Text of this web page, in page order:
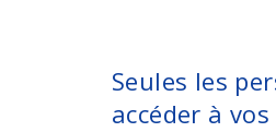
Seules les
accéder à